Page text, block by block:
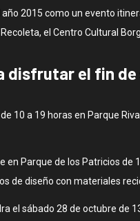
año 2015 como un evento
el Centro Cultural
disfrutar el fin
10 a 19 horas en Parque
en Parque de los Patricios de
de diseño con materiales
el sábado 28 de octubre de